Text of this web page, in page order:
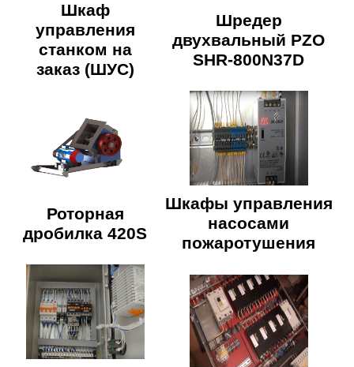
Шкаф
управления
станком на
заказ (ШУС)
Шредер
двухвальный PZO
SHR-800N37D
Роторная
дробилка 420S
Шкафы управления
насосами
пожаротушения